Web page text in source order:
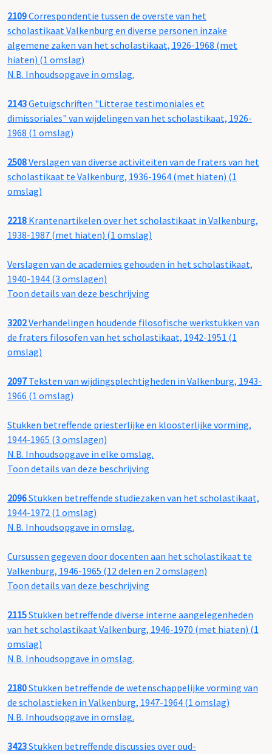
2109Correspondentie tussen de overste van het
scholastikaat Valkenburg en diverse personen inzake
algemene zaken van het scholastikaat, 1926-1968 (met
hiaten) (1 omslag)
N.B. Inhoudsopgave in omslag.
2143Getuigschriften "Litterae testimoniales et
dimissoriales" van wijdelingen van het scholastikaat, 1926-
1968 (1 omslag)
2508Verslagen van diverse activiteiten van de fraters van het
scholastikaat te Valkenburg, 1936-1964 (met hiaten) (1
omslag)
2218 Krantenartikelen over het scholastikaat in Valkenburg,
1938-1987 (met hiaten) (1 omslag)
Verslagen van de academies gehouden in het scholastikaat,
1940-1944 (3 omslagen)
Toon details van deze beschrijving
3202Verhandelingen houdende filosofische werkstukken van
de fraters filosofen van het scholastikaat, 1942-1951 (1
omslag)
2097Teksten van wijdingsplechtigheden in Valkenburg, 1943-
1966 (1 omslag)
Stukken betreffende priesterlijke en kloosterlijke vorming,
1944-1965 (3 omslagen)
N.B. Inhoudsopgave in elke omslag.
Toon details van deze beschrijving
2096Stukken betreffende studiezaken van het scholastikaat,
1944-1972 (1 omslag)
N.B. Inhoudsopgave in omslag.
Cursussen gegeven door docenten aan het scholastikaat te
Valkenburg, 1946-1965 (12 delen en 2 omslagen)
Toon details van deze beschrijving
2115Stukken betreffende diverse interne aangelegenheden
van het scholastikaat Valkenburg, 1946-1970 (met hiaten) (1
omslag)
N.B. Inhoudsopgave in omslag.
2180Stukken betreffende de wetenschappelijke vorming van
de scholastieken in Valkenburg, 1947-1964 (1 omslag)
N.B. Inhoudsopgave in omslag.
3423Stukken betreffende discussies over oud-